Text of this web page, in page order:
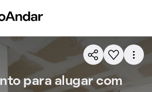
para alugar com